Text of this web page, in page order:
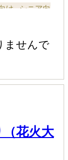
きる。
け シニア向
ませんで
花火大